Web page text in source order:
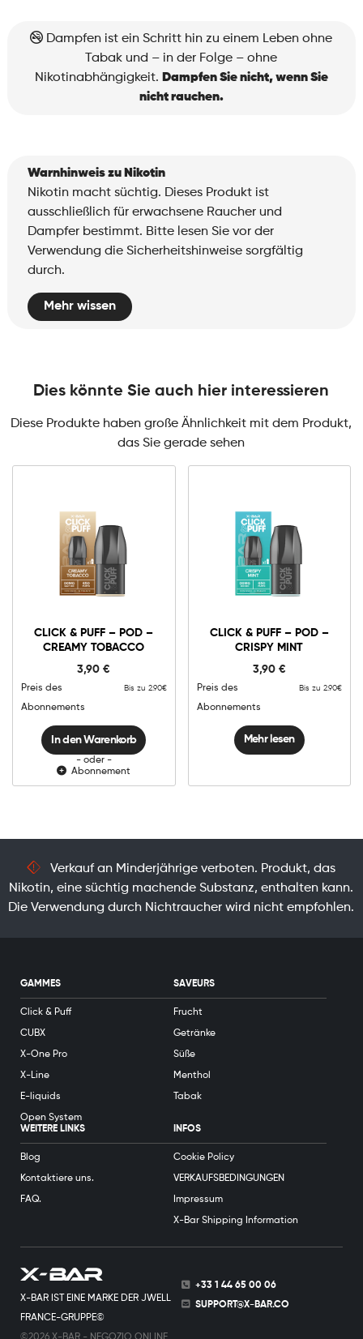
Dampfen ist ein Schritt hin zu einem Leben ohne
Tabak und – in der Folge – ohne
Nikotinabhängigkeit. Dampfen Sie nicht, wenn Sie
nicht rauchen.
Warnhinweis zu Nikotin
Nikotin macht süchtig. Dieses Produkt ist
ausschließlich für erwachsene Raucher und
Dampfer bestimmt. Bitte lesen Sie vor der
Verwendung die Sicherheitshinweise sorgfältig
durch.
Mehr wissen
Dies könnte Sie auch hier interessieren
Diese Produkte haben große Ähnlichkeit mit dem Produkt,
das Sie gerade sehen
CLICK & PUFF – POD –
CREAMY TOBACCO
3,90€
Preis des
Abonnements
Bis zu 2.90€
0mg 10mg
&
-
-
Creamy
Tobacco
In den Warenkorb
In den Warenkorb
- oder -
Abonnement
CLICK & PUFF – POD –
CRISPY MINT
3,90 €
Preis des
Abonnements
Bis zu 2.90€
Mehr lesen
Verkauf an Minderjährige verboten. Produkt, das
Nikotin, eine süchtig machende Substanz, enthalten kann.
Die Verwendung durch Nichtraucher wird nicht empfohlen.
X-BAR IST EINE MARKE DER JWELL
FRANCE-GRUPPE©
+33 1 44 65 00 06
SUPPORT@X-BAR.CO
GAMMES
Click & Puff
CUBX
X-One Pro
X-Line
E-liquids
Open System
SAVEURS
Frucht
Getränke
Süße
Menthol
Tabak
WEITERE LINKS
Blog
Kontaktiere uns.
FAQ.
INFOS
Cookie Policy
VERKAUFSBEDINGUNGEN
Impressum
X-Bar Shipping Information